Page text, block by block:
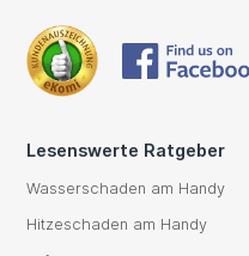
Lesenswerte Ratgeber
Wasserschaden am Handy
Hitzeschaden am Handy